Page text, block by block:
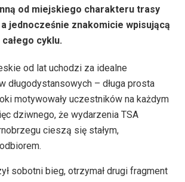
od miejskiego charakteru trasy
jednocześnie znakomicie wpisującą
cyklu.
od lat uchodzi za idealne
długodystansowych – długa prosta
motywowały uczestników na każdym
dziwnego, że wydarzenia TSA
cieszą się stałym,
sobotni bieg, otrzymał drugi fragment